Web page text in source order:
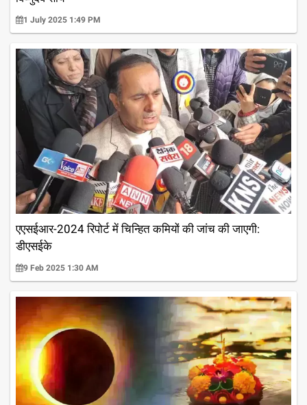
1 July 2025 1:49 PM
एएसईआर-2024 रिपोर्ट में चिन्हित कमियों की जांच की जाएगी:
डीएसईके
9 Feb 2025 1:30 AM